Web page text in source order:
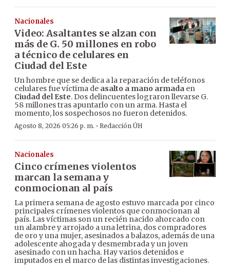
Nacionales
Video: Asaltantes se alzan con
más de G. 50 millones en robo
a técnico de celulares en
Ciudad del Este
Un hombre que se dedica a la reparación de teléfonos
celulares fue víctima de asalto a mano armada en
Ciudad del Este. Dos delincuentes lograron llevarse G.
58 millones tras apuntarlo con un arma. Hasta el
momento, los sospechosos no fueron detenidos.
Agosto 8, 2026 05:26 p. m. · Redacción ÚH
Nacionales
Cinco crímenes violentos
marcan la semana y
conmocionan al país
La primera semana de agosto estuvo marcada por cinco
principales crímenes violentos que conmocionan al
país. Las víctimas son un recién nacido ahorcado con
un alambre y arrojado a una letrina, dos compradores
de oro y una mujer, asesinados a balazos, además de una
adolescente ahogada y desmembrada y un joven
asesinado con un hacha. Hay varios detenidos e
imputados en el marco de las distintas investigaciones.